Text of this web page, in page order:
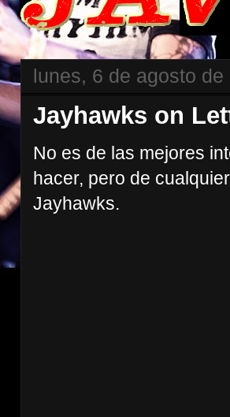
lunes, 6 de agosto de
Jayhawks on
No es de las mejores
hacer, pero de
Jayhawks.